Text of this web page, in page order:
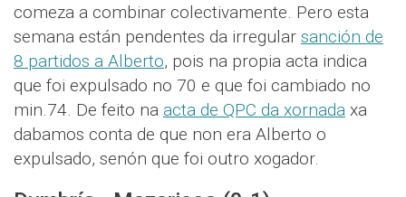
comeza a combinar colectivamente. Pero esta
semana están pendentes da irregular sanción de
8 partidos a Alberto, pois na propia acta indica
que foi expulsado no 70 e que foi cambiado no
min.74. De feito na acta de QPC da xornada xa
dabamos conta de que non era Alberto o
expulsado, senón que foi outro xogador.